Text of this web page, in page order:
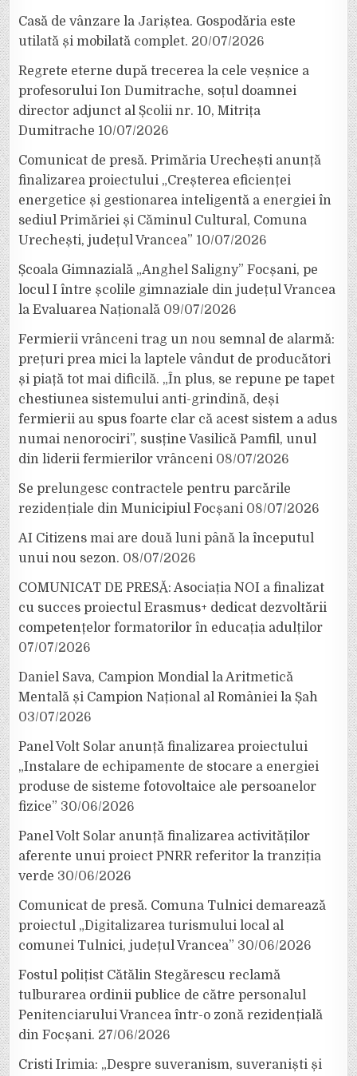
Casă de vânzare la Jariștea. Gospodăria este
utilată și mobilată complet. 20/07/2026
Regrete eterne după trecerea la cele veșnice a
profesorului Ion Dumitrache, soțul doamnei
director adjunct al Școlii nr. 10, Mitrița
Dumitrache 10/07/2026
Comunicat de presă. Primăria Urechești anunță
finalizarea proiectului „Creșterea eficienței
energetice și gestionarea inteligentă a energiei în
sediul Primăriei și Căminul Cultural, Comuna
Urechești, județul Vrancea” 10/07/2026
Școala Gimnazială „Anghel Saligny” Focșani, pe
locul I între școlile gimnaziale din județul Vrancea
la Evaluarea Națională 09/07/2026
Fermierii vrânceni trag un nou semnal de alarmă:
prețuri prea mici la laptele vândut de producători
și piață tot mai dificilă. „În plus, se repune pe tapet
chestiunea sistemului anti-grindină, deși
fermierii au spus foarte clar că acest sistem a adus
numai nenorociri”, susține Vasilică Pamfil, unul
din liderii fermierilor vrânceni 08/07/2026
Se prelungesc contractele pentru parcările
rezidențiale din Municipiul Focșani 08/07/2026
AI Citizens mai are două luni până la începutul
unui nou sezon. 08/07/2026
COMUNICAT DE PRESĂ: Asociația NOI a finalizat
cu succes proiectul Erasmus+ dedicat dezvoltării
competențelor formatorilor în educația adulților
07/07/2026
Daniel Sava, Campion Mondial la Aritmetică
Mentală și Campion Național al României la Șah
03/07/2026
Panel Volt Solar anunță finalizarea proiectului
„Instalare de echipamente de stocare a energiei
produse de sisteme fotovoltaice ale persoanelor
fizice” 30/06/2026
Panel Volt Solar anunță finalizarea activităților
aferente unui proiect PNRR referitor la tranziția
verde 30/06/2026
Comunicat de presă. Comuna Tulnici demarează
proiectul „Digitalizarea turismului local al
comunei Tulnici, județul Vrancea” 30/06/2026
Fostul polițist Cătălin Stegărescu reclamă
tulburarea ordinii publice de către personalul
Penitenciarului Vrancea într-o zonă rezidențială
din Focșani. 27/06/2026
Cristi Irimia: „Despre suveranism, suveraniști și